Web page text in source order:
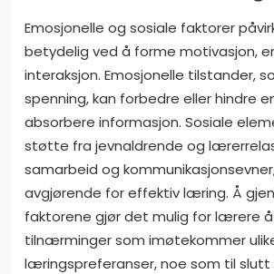
Emosjonelle og sosiale faktorer
betydelig ved å forme motivasjon,
interaksjon. Emosjonelle tilstander,
spenning, kan forbedre eller hindre
absorbere informasjon. Sosiale
støtte fra jevnaldrende og
samarbeid og
avgjørende for effektiv læring. Å
faktorene gjør det mulig for lærere
tilnærminger som imøtekommer
læringspreferanser, noe som til